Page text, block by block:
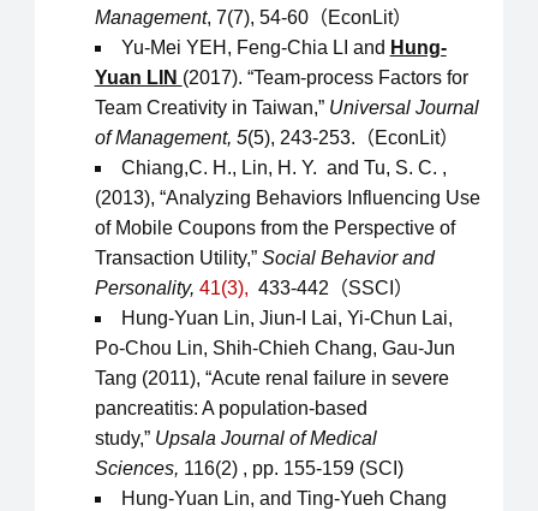
Management, 7(7), 54-60（EconLit）
Yu-Mei YEH, Feng-Chia LI and Hung-
Yuan LIN (2017). “Team-process Factors for
Team Creativity in Taiwan,” Universal Journal
of Management, 5(5), 243-253.（EconLit）
Chiang,C. H., Lin, H. Y. and Tu, S. C. ,
(2013), “Analyzing Behaviors Influencing Use
of Mobile Coupons from the Perspective of
Transaction Utility,” Social Behavior and
Personality, 41(3), 433-442（SSCI）
Hung-Yuan Lin, Jiun-I Lai, Yi-Chun Lai,
Po-Chou Lin, Shih-Chieh Chang, Gau-Jun
Tang (2011), “Acute renal failure in severe
pancreatitis: A population-based
study,” Upsala Journal of Medical
Sciences, 116(2) , pp. 155-159 (SCI)
Hung-Yuan Lin, and Ting-Yueh Chang